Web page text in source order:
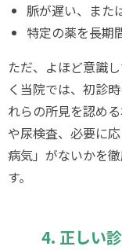
脈が遅い、また
特定の薬を長期
ただ、よほど意識
く当院では、初診
れらの所見を認め
や尿検査、必要に
病気」がないかを
す。
4. 正しい